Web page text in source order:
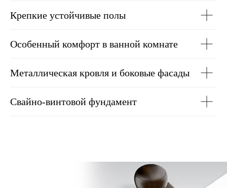
Крепкие устойчивые полы
Особенный комфорт в ванной комнате
Металлическая кровля и боковые фасады
Свайно-винтовой фундамент